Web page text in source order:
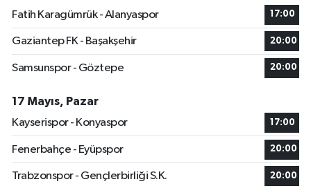
Fatih Karagümrük - Alanyaspor
17:00
Gaziantep FK - Başakşehir 20:00
Samsunspor - Göztepe 20:00
17 Mayıs, Pazar
Kayserispor - Konyaspor
17:00
Fenerbahçe - Eyüpspor 20:00
Trabzonspor - Gençlerbirliği S.K. 20:00